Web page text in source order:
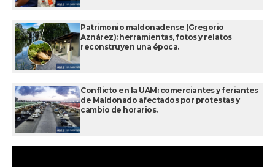
Patrimonio maldonadense (Gregorio
Aznárez): herramientas, fotos y relatos
reconstruyen una época.
Conflicto en la UAM: comerciantes y feriantes
de Maldonado afectados por protestas y
cambio de horarios.